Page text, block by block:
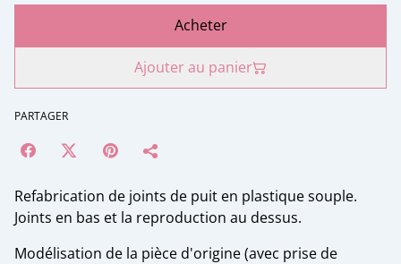
Acheter
Ajouter au panier
PARTAGER
Refabrication de joints de puit en plastique souple.
Joints en bas et la reproduction au dessus.
Modélisation de la pièce d'origine (avec prise de